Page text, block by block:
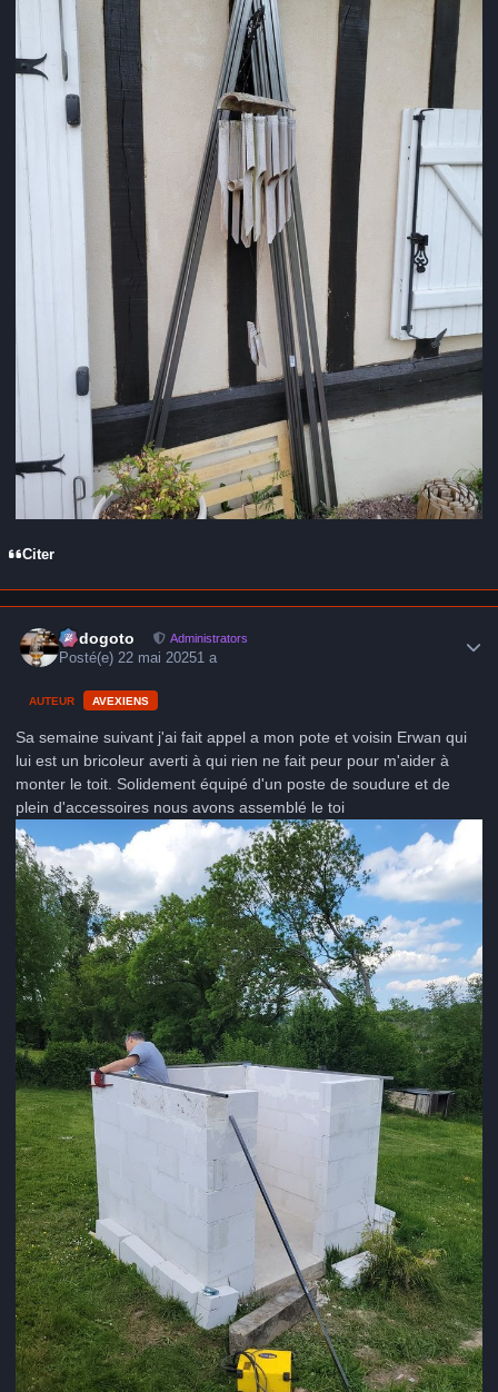
Citer
frédogoto Administrators
Posté(e)22 mai 20251 a
AUTEUR AVEXIENS
Sa semaine suivant j'ai fait appel a mon pote et voisin Erwan qui
lui est un bricoleur averti à qui rien ne fait peur pour m'aider à
monter le toit. Solidement équipé d'un poste de soudure et de
plein d'accessoires nous avons assemblé le toi